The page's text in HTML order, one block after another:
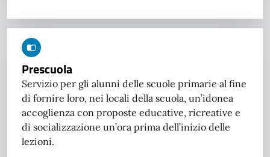
Prescuola
Servizio per gli alunni delle scuole primarie al fine
di fornire loro, nei locali della scuola, un’idonea
accoglienza con proposte educative, ricreative e
di socializzazione un’ora prima dell’inizio delle
lezioni.